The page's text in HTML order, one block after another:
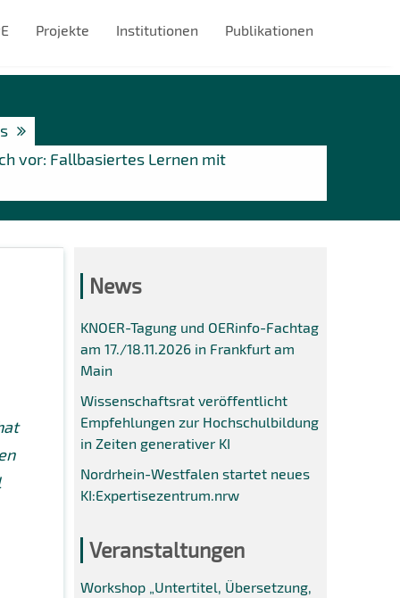
Projekte Institutionen Publikationen
vor: Fallbasiertes Lernen mit
News
KNOER-Tagung und OERinfo-Fachtag
am 17./18.11.2026 in Frankfurt am
Main
Wissenschaftsrat veröffentlicht
Empfehlungen zur Hochschulbildung
in Zeiten generativer KI
Nordrhein-Westfalen startet neues
KI:Expertisezentrum.nrw
Veranstaltungen
Workshop „Untertitel, Übersetzung,